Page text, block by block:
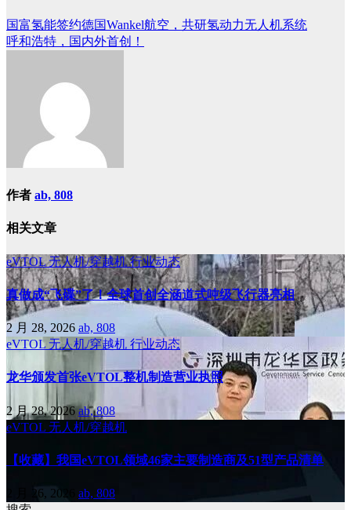
国富氢能签约德国Wankel航空，共研氢动力无人机系统
呼和浩特，国内外首创！
作者 ab, 808
相关文章
eVTOL无人机/穿越机行业动态
真做成“飞碟”了！全球首创全涵道式吨级飞行器亮相
2 月 28, 2026 ab, 808
eVTOL 无人机/穿越机 行业动态
龙华颁发首张eVTOL整机制造营业执照
2 月 28, 2026ab, 808
eVTOL 无人机/穿越机
【收藏】我国eVTOL领域46家主要制造商及51型产品清单
2 月 26, 2026 ab, 808